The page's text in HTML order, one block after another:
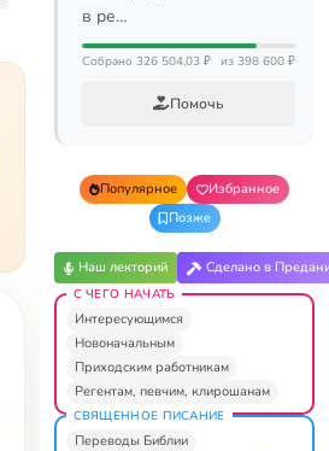
в ре…
Собрано 326 504,03 ₽ из 398 600 ₽
Помочь
Популярное
Избранное
Позже
Наш лекторий Сделано в
С ЧЕГО НАЧАТЬ
Интересующимся
Новоначальным
Приходским работникам
Регентам, певчим, клирошанам
СВЯЩЕННОЕ ПИСАНИЕ
Переводы Библии